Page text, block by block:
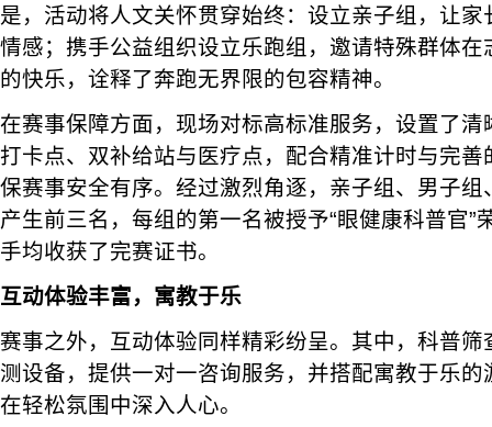
是，活动将人文关怀贯穿始终：设立亲子组，让
情感；携手公益组织设立乐跑组，邀请特殊群体
的快乐，诠释了奔跑无界限的包容精神。
在赛事保障方面，现场对标高标准服务，设置了
打卡点、双补给站与医疗点，配合精准计时与完
保赛事安全有序。经过激烈角逐，亲子组、男子
产生前三名，每组的第一名被授予“眼健康科普官”
手均收获了完赛证书。
互动体验丰富，寓教于乐
赛事之外，互动体验同样精彩纷呈。其中，科普
测设备，提供一对一咨询服务，并搭配寓教于乐
在轻松氛围中深入人心。